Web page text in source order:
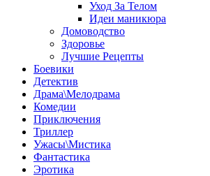
Уход За Телом
Идеи маникюра
Домоводство
Здоровье
Лучшие Рецепты
Боевики
Детектив
Драма\Мелодрама
Комедии
Приключения
Триллер
Ужасы\Мистика
Фантастика
Эротика